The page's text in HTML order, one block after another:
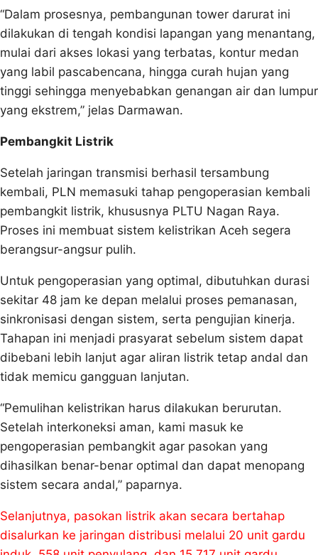
“Dalam prosesnya, pembangunan tower darurat ini
dilakukan di tengah kondisi lapangan yang menantang,
mulai dari akses lokasi yang terbatas, kontur medan
yang labil pascabencana, hingga curah hujan yang
tinggi sehingga menyebabkan genangan air dan lumpur
yang ekstrem,” jelas Darmawan.
Pembangkit Listrik
Setelah jaringan transmisi berhasil tersambung
kembali, PLN memasuki tahap pengoperasian kembali
pembangkit listrik, khususnya PLTU Nagan Raya.
Proses ini membuat sistem kelistrikan Aceh segera
berangsur-angsur pulih.
Untuk pengoperasian yang optimal, dibutuhkan durasi
sekitar 48 jam ke depan melalui proses pemanasan,
sinkronisasi dengan sistem, serta pengujian kinerja.
Tahapan ini menjadi prasyarat sebelum sistem dapat
dibebani lebih lanjut agar aliran listrik tetap andal dan
tidak memicu gangguan lanjutan.
“Pemulihan kelistrikan harus dilakukan berurutan.
Setelah interkoneksi aman, kami masuk ke
pengoperasian pembangkit agar pasokan yang
dihasilkan benar-benar optimal dan dapat menopang
sistem secara andal,” paparnya.
Selanjutnya, pasokan listrik akan secara bertahap
disalurkan ke jaringan distribusi melalui 20 unit gardu